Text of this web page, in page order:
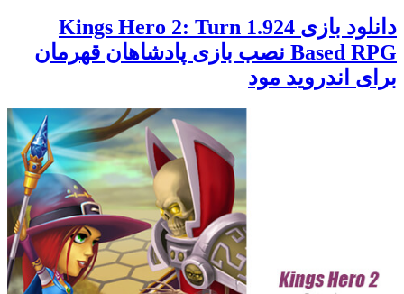
دانلود بازی 1.924 Kings Hero 2: Turn
Based RPG نصب بازی پادشاهان قهرمان
برای اندروید مود